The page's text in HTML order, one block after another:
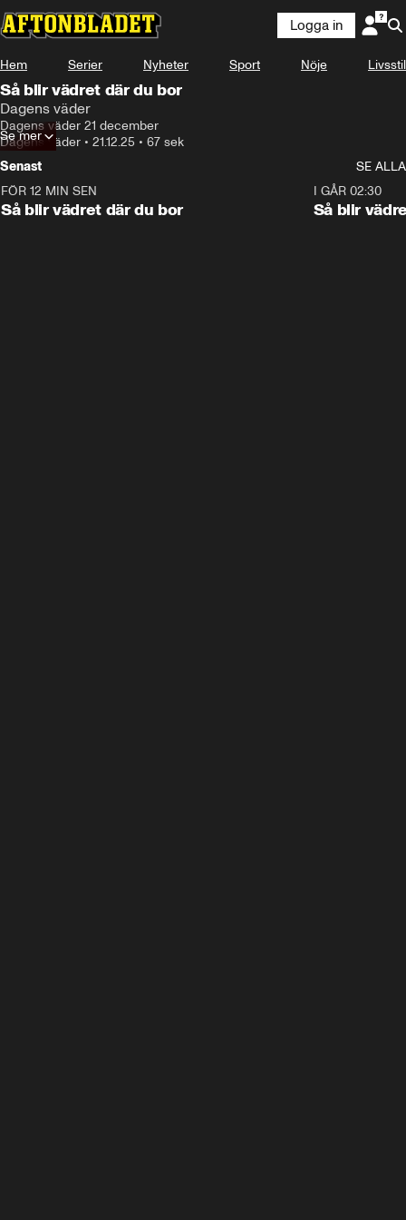
Logga in
Hem Serier Nyheter Sport Nöje Livsstil
Så blir vädret där du bor
Dagens väder
Dagens väder 21 december
Dagens väder • 21.12.25 • 67 sek
Se mer
Senast
SE ALLA
FÖR 12 MIN SEN
Så blir vädret där du bor
I GÅR 02:30
Så blir